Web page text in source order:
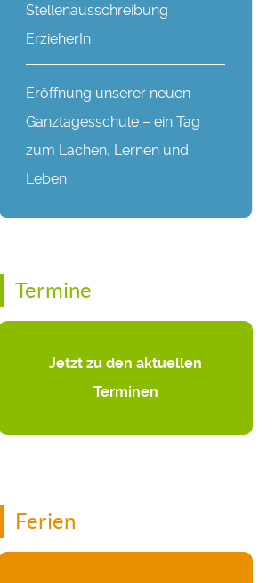
Stellenausschreibung
ErzieherIn
Eröffnung unserer neuen
Ganztagesschule – ein Tag
zum Lachen, Lernen und
Leben
Termine
Jetzt zu den aktuellen
Terminen
Ferien